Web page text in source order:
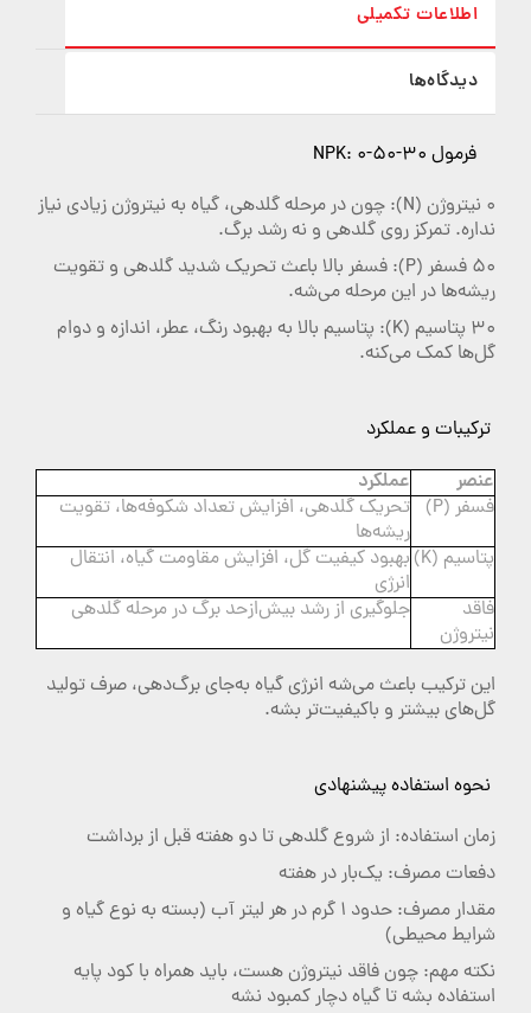
اطلاعات تکمیلی
دیدگاه‌ها
فرمول NPK: 0-50-30
0 نیتروژن (N): چون در مرحله گلدهی، گیاه به نیتروژن زیادی نیاز
نداره. تمرکز روی گلدهی و نه رشد برگ.
50 فسفر (P): فسفر بالا باعث تحریک شدید گلدهی و تقویت
ریشه‌ها در این مرحله می‌شه.
30 پتاسیم (K): پتاسیم بالا به بهبود رنگ، عطر، اندازه و دوام
گل‌ها کمک می‌کنه.
ترکیبات و عملکرد
عنصر
عملکرد
فسفر (P)
تحریک گلدهی، افزایش تعداد شکوفه‌ها، تقویت
ریشه‌ها
پتاسیم (K)
بهبود کیفیت گل، افزایش مقاومت گیاه، انتقال
انرژی
فاقد
نیتروژن
جلوگیری از رشد بیش‌ازحد برگ در مرحله گلدهی
این ترکیب باعث می‌شه انرژی گیاه به‌جای برگ‌دهی، صرف تولید
گل‌های بیشتر و باکیفیت‌تر بشه.
نحوه استفاده پیشنهادی
زمان استفاده: از شروع گلدهی تا دو هفته قبل از برداشت
دفعات مصرف: یک‌بار در هفته
مقدار مصرف: حدود 1 گرم در هر لیتر آب (بسته به نوع گیاه و
شرایط محیطی)
نکته مهم: چون فاقد نیتروژن هست، باید همراه با کود پایه
استفاده بشه تا گیاه دچار کمبود نشه